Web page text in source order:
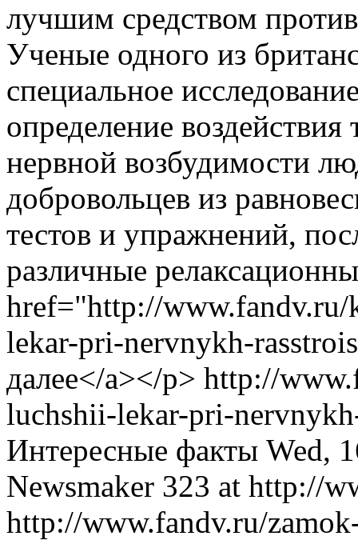
лучшим средством
Ученые одного из
специальное
определение
нервной возбудимости
добровольцев из
тестов и упражнений,
различные
href="http://
lekar-pri-nervnykh-
далее</a></p> http://
luchshii-lekar-pri-
Интересные факты Wed,
Newsmaker 323 at http://
http://www.fandv.ru/